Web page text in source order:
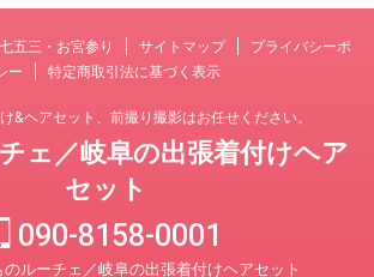
七五三・お宮参り サイトマップ
プライバシーポ
ー
特定商取引法に基づく表示
&ヘアセット、前撮り撮影はお任せください。
ェ／岐阜の出張着付けヘア
セット
090-8158-0001
ルーチェ／岐阜の出張着付けヘアセット